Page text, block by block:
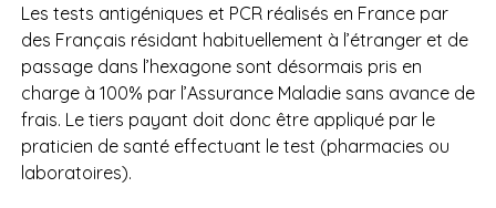
Les tests antigéniques et PCR réalisés en France par
des Français résidant habituellement à l’étranger et de
passage dans l’hexagone sont désormais pris en
charge à 100% par l’Assurance Maladie sans avance de
frais. Le tiers payant doit donc être appliqué par le
praticien de santé effectuant le test (pharmacies ou
laboratoires).